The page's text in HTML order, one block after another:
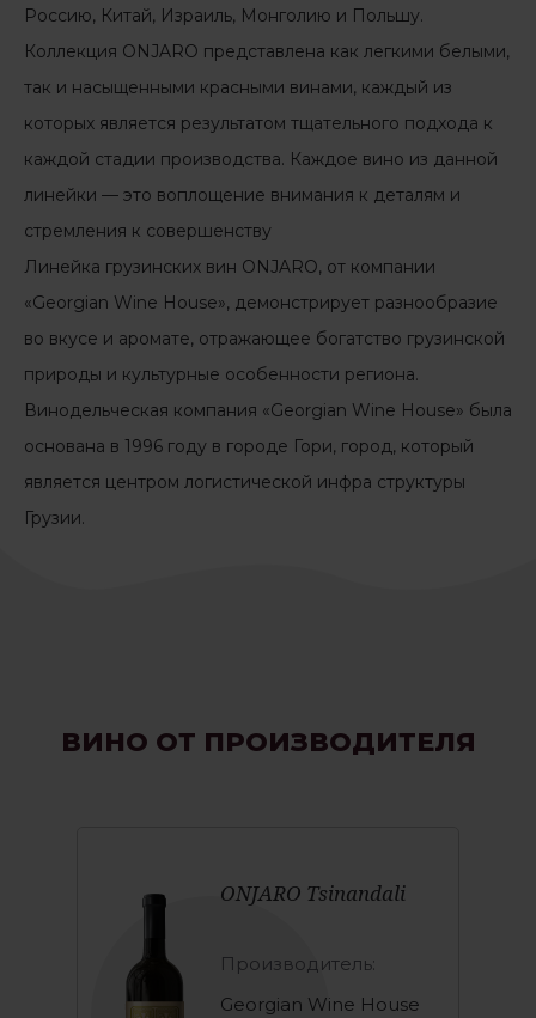
Россию, Китай, Израиль, Монголию и Польшу.
Коллекция ONJARO представлена как легкими белыми,
так и насыщенными красными винами, каждый из
которых является результатом тщательного подхода к
каждой стадии производства. Каждое вино из данной
линейки — это воплощение внимания к деталям и
стремления к совершенству
Линейка грузинских вин ONJARO, от компании
«Georgian Wine House», демонстрирует разнообразие
во вкусе и аромате, отражающее богатство грузинской
природы и культурные особенности региона.
Винодельческая компания «Georgian Wine House» была
основана в 1996 году в городе Гори, город, который
является центром логистической инфра структуры
Грузии.
ВИНО ОТ ПРОИЗВОДИТЕЛЯ
ONJARO Tsinandali
Производитель:
Georgian Wine House